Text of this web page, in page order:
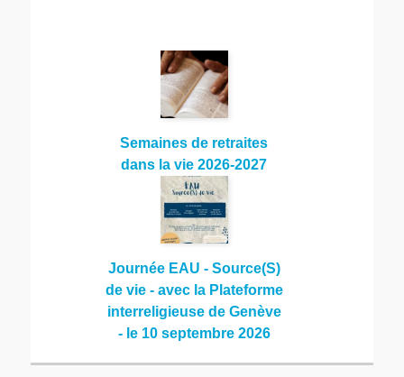
Semaines de retraites
dans la vie 2026-2027
Journée EAU - Source(S)
de vie - avec la Plateforme
interreligieuse de Genève
- le 10 septembre 2026